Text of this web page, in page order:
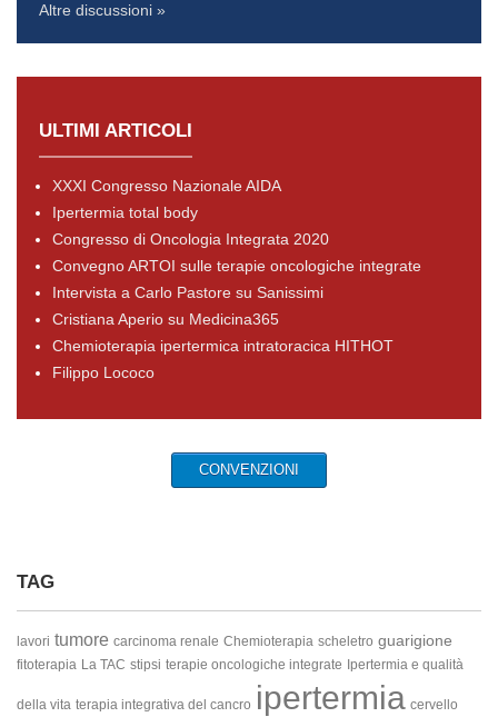
Altre discussioni »
ULTIMI ARTICOLI
XXXI Congresso Nazionale AIDA
Ipertermia total body
Congresso di Oncologia Integrata 2020
Convegno ARTOI sulle terapie oncologiche integrate
Intervista a Carlo Pastore su Sanissimi
Cristiana Aperio su Medicina365
Chemioterapia ipertermica intratoracica HITHOT
Filippo Lococo
CONVENZIONI
TAG
lavori tumore carcinoma renale Chemioterapia scheletro guarigione
fitoterapia La TAC stipsi terapie oncologiche integrate Ipertermia e qualità
della vita terapia integrativa del cancro ipertermia cervello